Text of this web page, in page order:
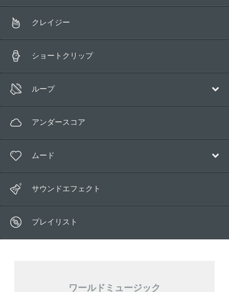
クレイジー
ショートクリップ
ループ
電子音楽
アンビエント
ワールド
アンダースコア
ムード
マジカル
リラックス
サウンドエフェクト
プレイリスト
ワールドミュージック